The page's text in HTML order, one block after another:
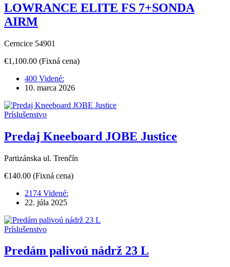
LOWRANCE ELITE FS 7+SONDA
AIRM
Cerncice 54901
€1,100.00 (Fixná cena)
400 Videné:
10. marca 2026
Príslušenstvo
Predaj Kneeboard JOBE Justice
Partizánska ul. Trenčín
€140.00 (Fixná cena)
2174 Videné:
22. júla 2025
Príslušenstvo
Predám palivoú nádrž 23 L